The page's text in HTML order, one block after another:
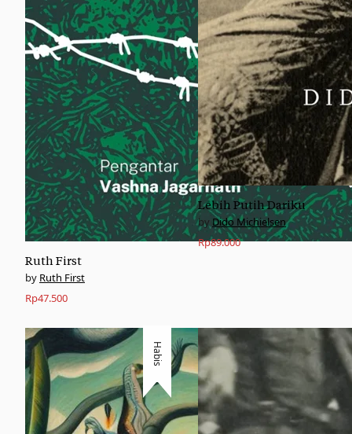
Ruth First
Ruth First
Rp47.500
Lebih Putih Dariku
Dido Michielsen
Rp89.000
Habis